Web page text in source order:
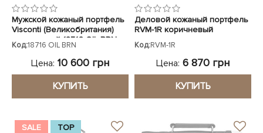
Мужской кожаный портфель
Visconti (Великобритания)
коричневый 18716 OIL BRN
Код:18716 OIL BRN
Цена: 10 600 грн
КУПИТЬ
Деловой кожаный портфель
RVM-1R коричневый
Код:RVM-1R
Цена: 6 870 грн
КУПИТЬ
SALE TOP